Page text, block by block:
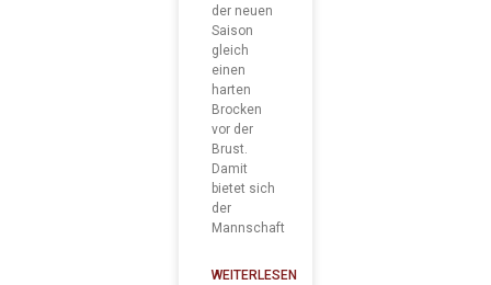
der neuen
Saison
gleich
einen
harten
Brocken
vor der
Brust.
Damit
bietet sich
der
Mannschaft
WEITERLESEN